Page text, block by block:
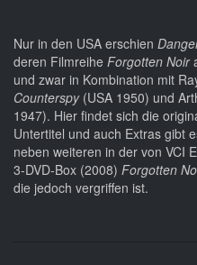
Nur in den USA erschien
deren Filmreihe Forgotten Noir
und zwar in Kombination mit
Counterspy(USA 1950) und
1947). Hier findet sich die
Untertitel und auch Extras gibt
neben weiteren in der von VCI
3-DVD-Box (2008) Forgotten
die jedoch vergriffen ist.